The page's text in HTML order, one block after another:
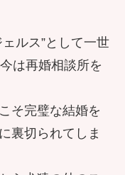
ルス”として一世
は再婚相談所を
そ完璧な結婚を
裏切られてしま